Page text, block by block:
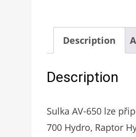
Description
Description
Sulka AV-650 lze
700 Hydro, Raptor